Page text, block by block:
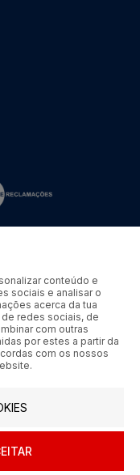
de Braga
em vigor.
conteúdo e
sociais e analisar o
acerca da tua
redes sociais, de
com outras
por estes a partir da
com os nossos